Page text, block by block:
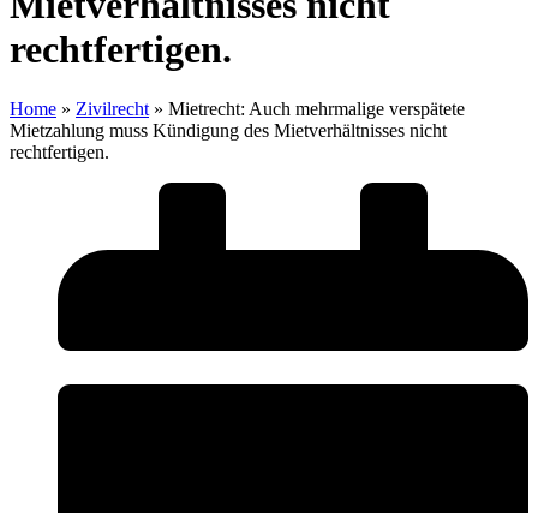
rechtfertigen.
Home » Zivilrecht » Mietrecht: Auch mehrmalige verspätete
Mietzahlung muss Kündigung des Mietverhältnisses nicht
rechtfertigen.